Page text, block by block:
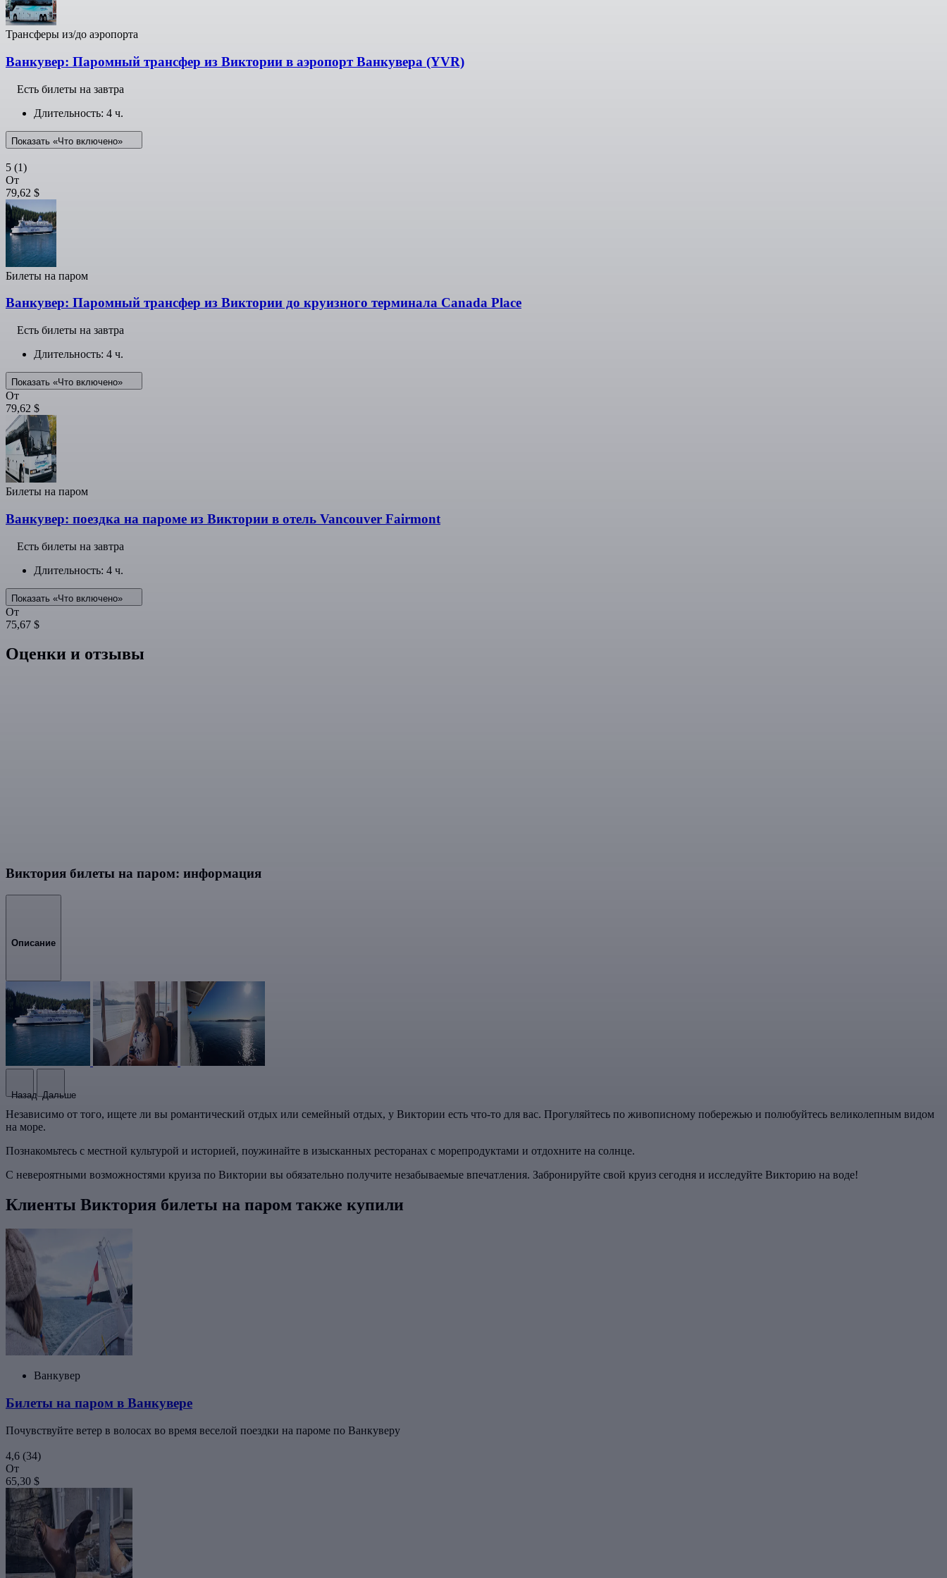
Трансферы из/до аэропорта
Ванкувер: Паромный трансфер из Виктории в аэропорт Ванкувера (YVR)
Есть билеты на завтра
Длительность: 4 ч.
Показать «Что включено»
5 (1)
От
79,62 $
Билеты на паром
Ванкувер: Паромный трансфер из Виктории до круизного терминала Canada Place
Есть билеты на завтра
Длительность: 4 ч.
Показать «Что включено»
От
79,62 $
Билеты на паром
Ванкувер: поездка на пароме из Виктории в отель Vancouver Fairmont
Есть билеты на завтра
Длительность: 4 ч.
Показать «Что включено»
От
75,67 $
Оценки и отзывы
Виктория билеты на паром: информация
Описание
Назад Дальше
Независимо от того, ищете ли вы романтический отдых или семейный отдых, у Виктории есть что-то для вас. Прогуляйтесь по живописному побережью и полюбуйтесь великолепным видом
на море.
Познакомьтесь с местной культурой и историей, поужинайте в изысканных ресторанах с морепродуктами и отдохните на солнце.
С невероятными возможностями круиза по Виктории вы обязательно получите незабываемые впечатления. Забронируйте свой круиз сегодня и исследуйте Викторию на воде!
Клиенты Виктория билеты на паром также купили
Ванкувер
Билеты на паром в Ванкувере
Почувствуйте ветер в волосах во время веселой поездки на пароме по Ванкуверу
4,6 (34)
От
65,30 $